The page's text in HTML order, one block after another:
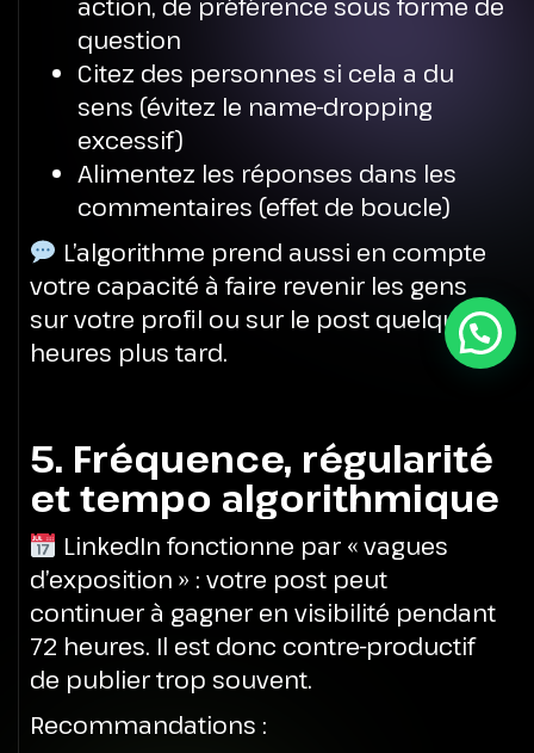
action, de préférence sous forme de
question
Citez des personnes si cela a du
sens (évitez le name-dropping
excessif)
Alimentez les réponses dans les
commentaires (effet de boucle)
L’algorithme prend aussi en compte
votre capacité à faire revenir les gens
sur votre profil ou sur le post quelques
heures plus tard.
5. Fréquence, régularité
et tempo algorithmique
LinkedIn fonctionne par « vagues
d’exposition » : votre post peut
continuer à gagner en visibilité pendant
72 heures. Il est donc contre-productif
de publier trop souvent.
Recommandations :